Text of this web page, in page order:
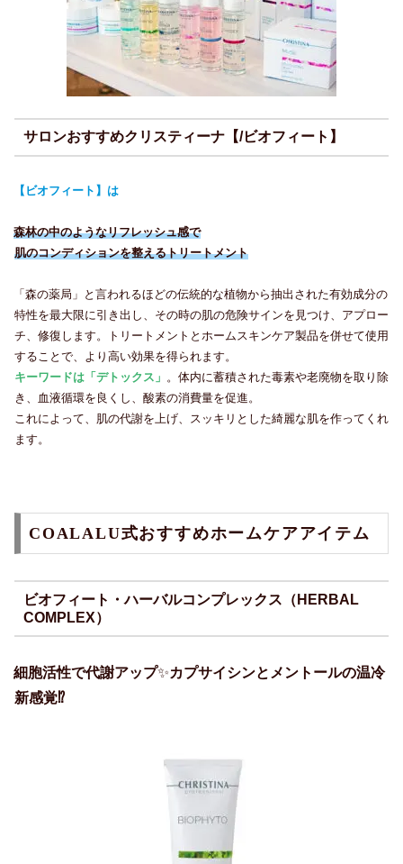
サロンおすすめクリスティーナ【/ビオフィート】
【ビオフィート】は
森林の中のようなリフレッシュ感で
肌のコンディションを整えるトリートメント
「森の薬局」と言われるほどの伝統的な植物から抽出された有効成分の
特性を最大限に引き出し、その時の肌の危険サインを見つけ、アプロー
チ、修復します。トリートメントとホームスキンケア製品を併せて使用
することで、より高い効果を得られます。
キーワードは「デトックス」 。体内に蓄積された毒素や老廃物を取り除
き、血液循環を良くし、酸素の消費量を促進。
これによって、肌の代謝を上げ、スッキリとした綺麗な肌を作ってくれ
ます。
COALALU式おすすめホームケアアイテム
ビオフィート・ハーバルコンプレックス（HERBAL
COMPLEX）
細胞活性で代謝アップ✨カプサイシンとメントールの温冷
新感覚⁉